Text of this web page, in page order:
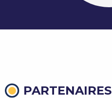
PARTENAIRES